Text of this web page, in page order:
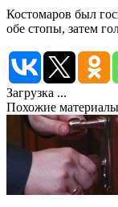
Костомаров был
обе стопы, затем
Загрузка ...
Похожие материалы